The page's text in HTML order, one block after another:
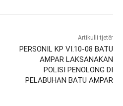
Artikulli tjetër
PERSONIL KP VI.10-08 BATU
AMPAR LAKSANAKAN
POLISI PENOLONG DI
PELABUHAN BATU AMPAR